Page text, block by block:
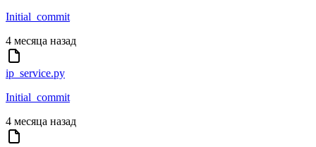
Initial_commit
4 месяца назад
ip_service.py
Initial_commit
4 месяца назад